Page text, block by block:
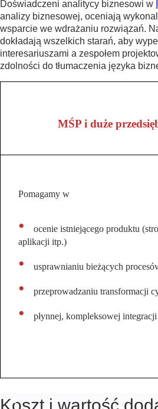
Opieka zdrowotna
Ubezpieczenia
Doświadczeni analitycy biznesowi w
analizy biznesowej, oceniają
wsparcie we wdrażaniu rozwiązań.
dokładają wszelkich starań, aby
interesariuszami a zespołem
zdolności do tłumaczenia języka
MŚP i duże
Pomagamy w
ocenie istniejącego produktu
aplikacji itp.)
usprawnianiu bieżących
przeprowadzaniu transformacji
płynnej, kompleksowej